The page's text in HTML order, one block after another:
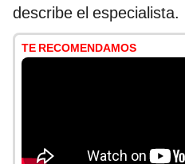
describe el especialista.
TE RECOMENDAMOS